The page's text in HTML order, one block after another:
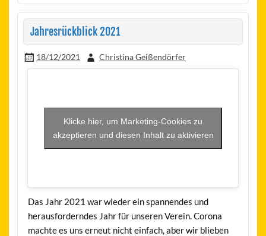
Jahresrückblick 2021
18/12/2021 Christina Geißendörfer
Klicke hier, um Marketing-Cookies zu
akzeptieren und diesen Inhalt zu aktivieren
Das Jahr 2021 war wieder ein spannendes und
herausforderndes Jahr für unseren Verein. Corona
machte es uns erneut nicht einfach, aber wir blieben